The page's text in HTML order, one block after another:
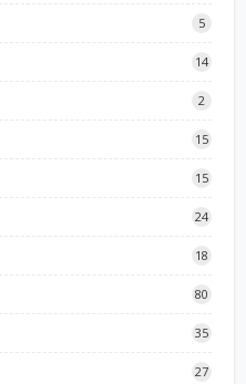
5
14
2
15
15
24
18
80
35
27